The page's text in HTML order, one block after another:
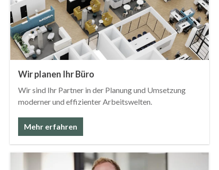
Wir planen Ihr Büro
Wir sind Ihr Partner in der Planung und Umsetzung
Mehr erfahren